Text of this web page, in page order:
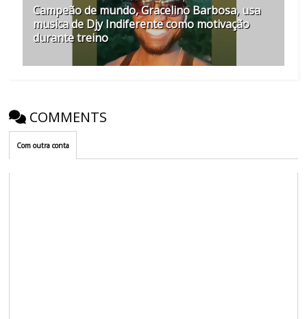
Campeão de mundo, Gracelino Barbosa, usa
musica de Djy Indiferente como motivação
durante treino
COMMENTS
Com outra conta